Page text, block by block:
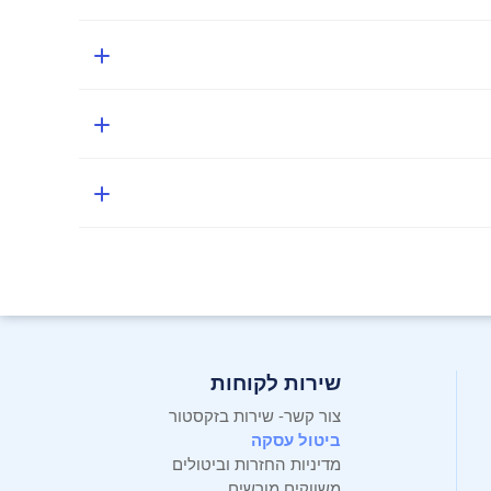
שירות לקוחות
צור קשר- שירות בזקסטור
ביטול עסקה
מדיניות החזרות וביטולים